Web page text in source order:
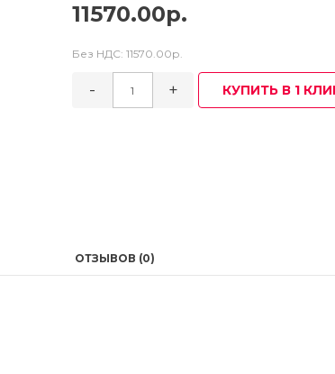
11570.00р.
Без НДС: 11570.00р.
- + КУПИТЬ В 1
ОТЗЫВОВ (0)